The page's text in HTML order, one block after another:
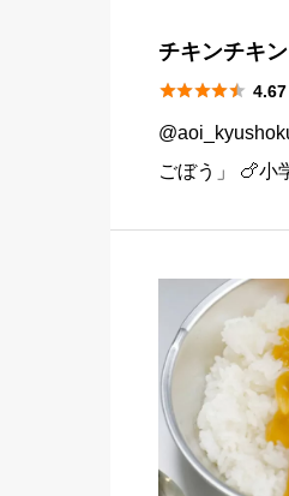
チキンチキ
 4.67
ごぼう」 🍗小
肉…180g 片